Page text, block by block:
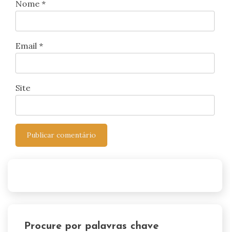
Nome *
Email *
Site
Procure por palavras chave